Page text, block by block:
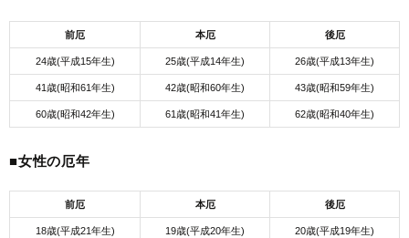
前厄 本厄 後厄
24歳(平成15年生) 25歳(平成14年生) 26歳(平成13年生)
41歳(昭和61年生) 42歳(昭和60年生) 43歳(昭和59年生)
60歳(昭和42年生) 61歳(昭和41年生) 62歳(昭和40年生)
■女性の厄年
前厄 本厄 後厄
18歳(平成21年生) 19歳(平成20年生) 20歳(平成19年生)